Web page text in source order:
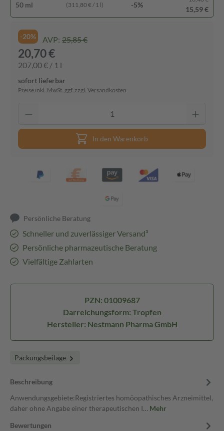
50 ml (311,80 € / 1 l) -5%
15,59 €
-20% AVP: 25,85 €
20,70 €
207,00 € / 1 l
sofort lieferbar
Preise inkl. MwSt. ggf. zzgl. Versandkosten
In den Warenkorb
Persönliche Beratung
Schneller und zuverlässiger Versand³
Persönliche pharmazeutische Beratung
Vielfältige Zahlarten
PZN: 01009687
Darreichungsform: Tropfen
Hersteller: Nestmann Pharma GmbH
Packungsbeilage
Beschreibung
Anwendungsgebiete:Registriertes homöopathisches Arzneimittel,
daher ohne Angabe einer therapeutischen I… Mehr
Bewertungen